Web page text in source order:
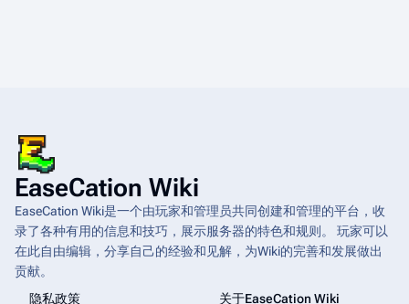
EaseCation Wiki
EaseCation Wiki是一个由玩家和管理员共同创建和管理的平台，收
录了各种有用的信息和技巧，展示服务器的特色和规则。 玩家可以
在此自由编辑，分享自己的经验和见解，为Wiki的完善和发展做出
贡献。
隐私政策
关于EaseCation Wiki